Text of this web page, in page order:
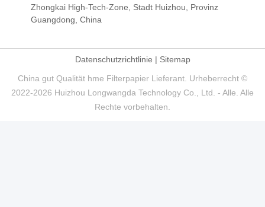
Zhongkai High-Tech-Zone, Stadt Huizhou, Provinz
Guangdong, China
Datenschutzrichtlinie | Sitemap
China gut Qualität hme Filterpapier Lieferant. Urheberrecht ©
2022-2026 Huizhou Longwangda Technology Co., Ltd. - Alle. Alle
Rechte vorbehalten.